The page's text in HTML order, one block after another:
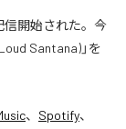
信開始された。今
Santana)」を
、 Spotify、